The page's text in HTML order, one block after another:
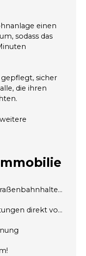
einen
sodass das
sicher
die ihren
Nur 10 Minuten von der Straßenbahnhaltestelle Saint-Maur entfernt!
Geschäfte und alle Einrichtungen direkt vor Ihrer Haustür!